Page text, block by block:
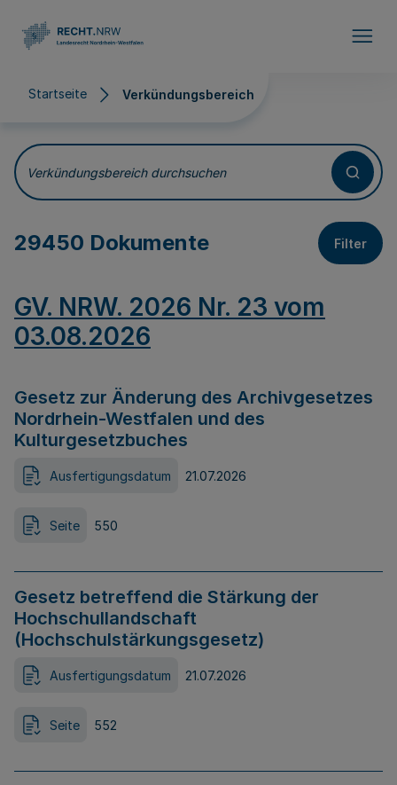
Startseite Verkündungsbereich
Verkündungsbereich
Verkündungsbereich durchsuchen
29450 Dokumente Filter
GV. NRW. 2026 Nr. 23 vom
03.08.2026
Gesetz zur Änderung des Archivgesetzes
Nordrhein-Westfalen und des
Kulturgesetzbuches
Ausfertigungsdatum 21.07.2026
Seite 550
Gesetz betreffend die Stärkung der
Hochschullandschaft
(Hochschulstärkungsgesetz)
Ausfertigungsdatum 21.07.2026
Seite 552